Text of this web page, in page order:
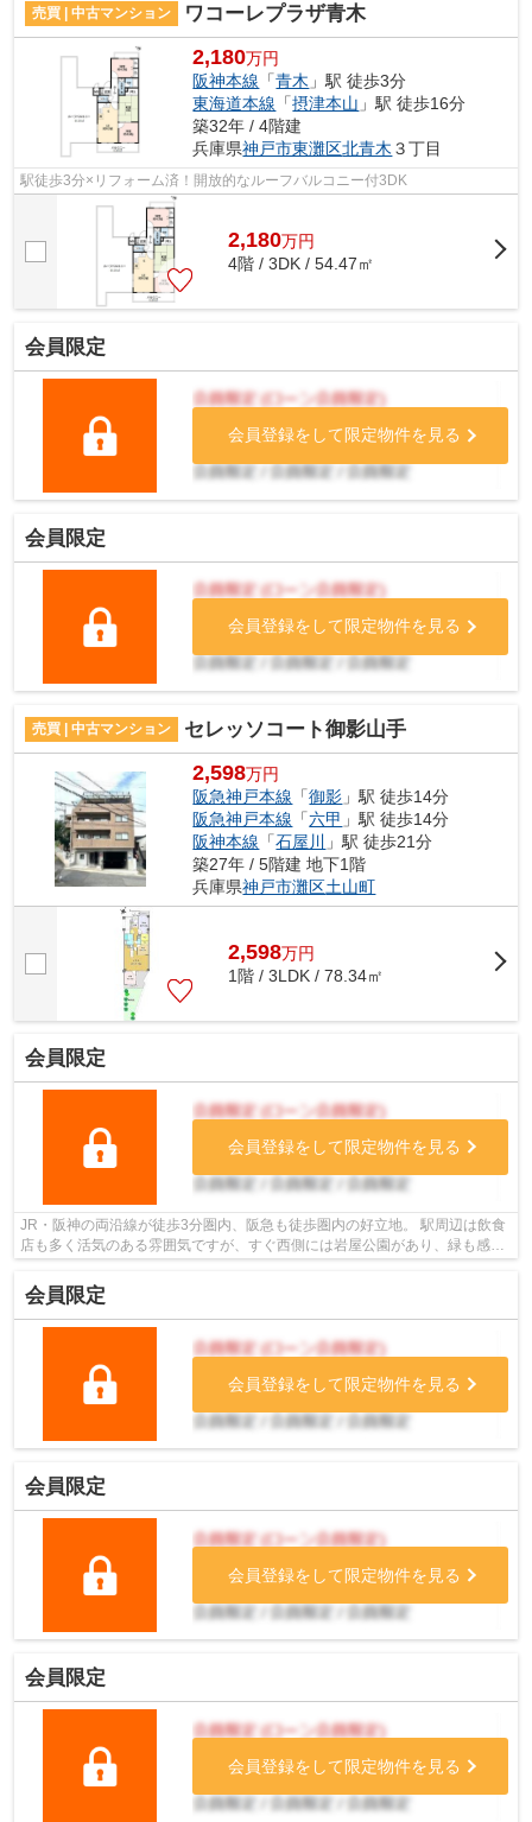
売買 | 中古マンション ワコーレプラザ青木
2,180万円
阪神本線 「青木 」駅 徒歩3分
東海道本線 「摂津本山 」駅 徒歩16分
築32年 / 4階建
兵庫県神戸市東灘区北青木 ３丁目
駅徒歩3分×リフォーム済！開放的なルーフバルコニー付3DK
2,180万円
4階 / 3DK / 54.47㎡
会員限定
会員登録をして限定物件を見る
会員限定
会員登録をして限定物件を見る
売買 | 中古マンション セレッソコート御影山手
2,598万円
阪急神戸本線 「御影 」駅 徒歩14分
阪急神戸本線 「六甲 」駅 徒歩14分
阪神本線 「石屋川 」駅 徒歩21分
築27年 / 5階建 地下1階
兵庫県神戸市灘区土山町
2,598万円
1階 / 3LDK / 78.34㎡
会員限定
会員登録をして限定物件を見る
JR・阪神の両沿線が徒歩3分圏内、阪急も徒歩圏内の好立地。 駅周辺は飲食
店も多く活気のある雰囲気ですが、すぐ西側には岩屋公園があり、緑も感じ
られます。
会員限定
会員登録をして限定物件を見る
会員限定
会員登録をして限定物件を見る
会員限定
会員登録をして限定物件を見る